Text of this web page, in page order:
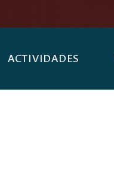
ACTIVIDADES